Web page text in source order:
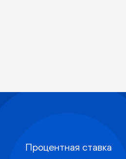
Процентная ставка